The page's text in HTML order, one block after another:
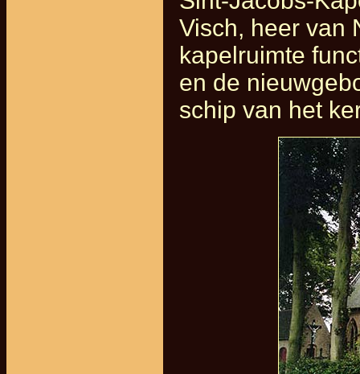
Visch, heer van
kapelruimte
en de
schip van het